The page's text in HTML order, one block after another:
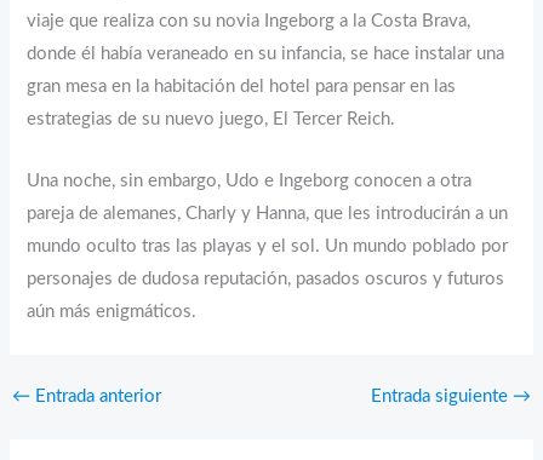
viaje que realiza con su novia Ingeborg a la Costa Brava,
donde él había veraneado en su infancia, se hace instalar una
gran mesa en la habitación del hotel para pensar en las
estrategias de su nuevo juego, El Tercer Reich.
Una noche, sin embargo, Udo e Ingeborg conocen a otra
pareja de alemanes, Charly y Hanna, que les introducirán a un
mundo oculto tras las playas y el sol. Un mundo poblado por
personajes de dudosa reputación, pasados oscuros y futuros
aún más enigmáticos.
← Entrada anterior Entrada siguiente →